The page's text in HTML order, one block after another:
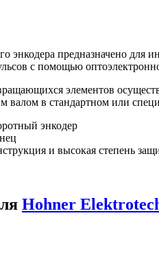
энкодера предназначено
с помощью
элементов
в стандартном или
энкодер
и высокая степень
Hohner